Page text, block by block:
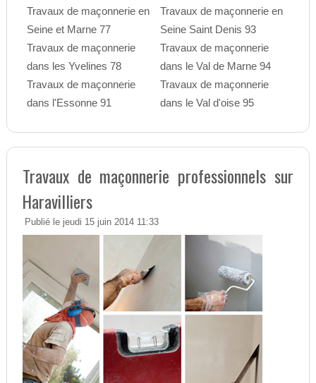
Travaux de maçonnerie en
Seine et Marne 77
Travaux de maçonnerie
dans les Yvelines 78
Travaux de maçonnerie
dans l'Essonne 91
Travaux de maçonnerie en
Seine Saint Denis 93
Travaux de maçonnerie
dans le Val de Marne 94
Travaux de maçonnerie
dans le Val d'oise 95
Travaux de maçonnerie professionnels sur
Haravilliers
Publié le jeudi 15 juin 2014 11:33